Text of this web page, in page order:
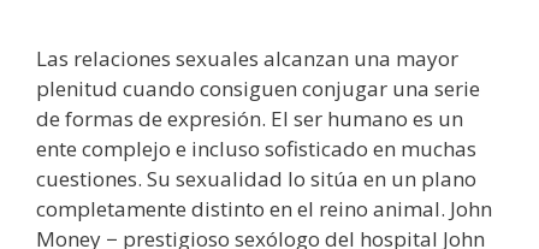
Las relaciones sexuales alcanzan una mayor
plenitud cuando consiguen conjugar una serie
de formas de expresión. El ser humano es un
ente complejo e incluso sofisticado en muchas
cuestiones. Su sexualidad lo sitúa en un plano
completamente distinto en el reino animal. John
Money − prestigioso sexólogo del hospital John